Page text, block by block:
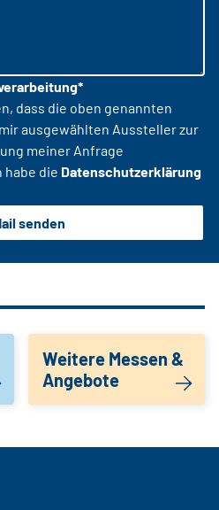
dass die oben genannten
ausgewählten Aussteller zur
meiner Anfrage
die Datenschutzerklärung
senden
Weitere Messen &
Angebote